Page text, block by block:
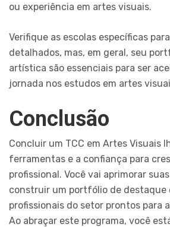
ou experiência em artes visuais.
Verifique as escolas específicas
detalhados, mas, em geral, seu
artística são essenciais para ser
jornada nos estudos em artes
Conclusão
Concluir um TCC em Artes Visuais
ferramentas e a confiança para
profissional. Você vai aprimorar
construir um portfólio de destaque
profissionais do setor prontos para
Ao abraçar este programa, você